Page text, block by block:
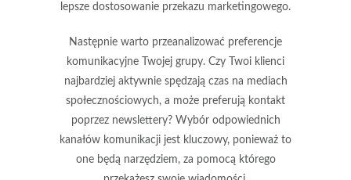
lepsze dostosowanie przekazu marketingowego.
Następnie warto przeanalizować preferencje
komunikacyjne Twojej grupy. Czy Twoi klienci
najbardziej aktywnie spędzają czas na mediach
społecznościowych, a może preferują kontakt
poprzez newslettery? Wybór odpowiednich
kanałów komunikacji jest kluczowy, ponieważ to
one będą narzędziem, za pomocą którego